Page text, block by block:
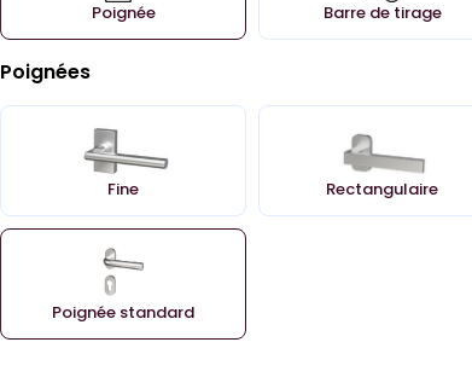
Poignée Barre de tirage
Poignées
Fine Rectangulaire
Poignée standard